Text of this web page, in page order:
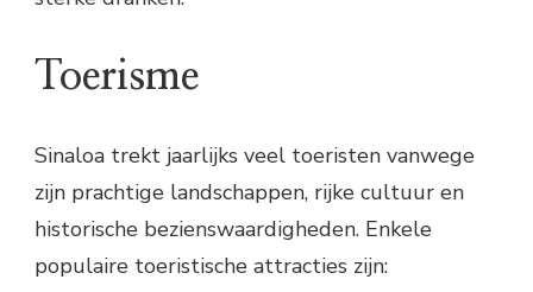
Toerisme
Sinaloa trekt jaarlijks veel toeristen vanwege
zijn prachtige landschappen, rijke cultuur en
historische bezienswaardigheden. Enkele
populaire toeristische attracties zijn: